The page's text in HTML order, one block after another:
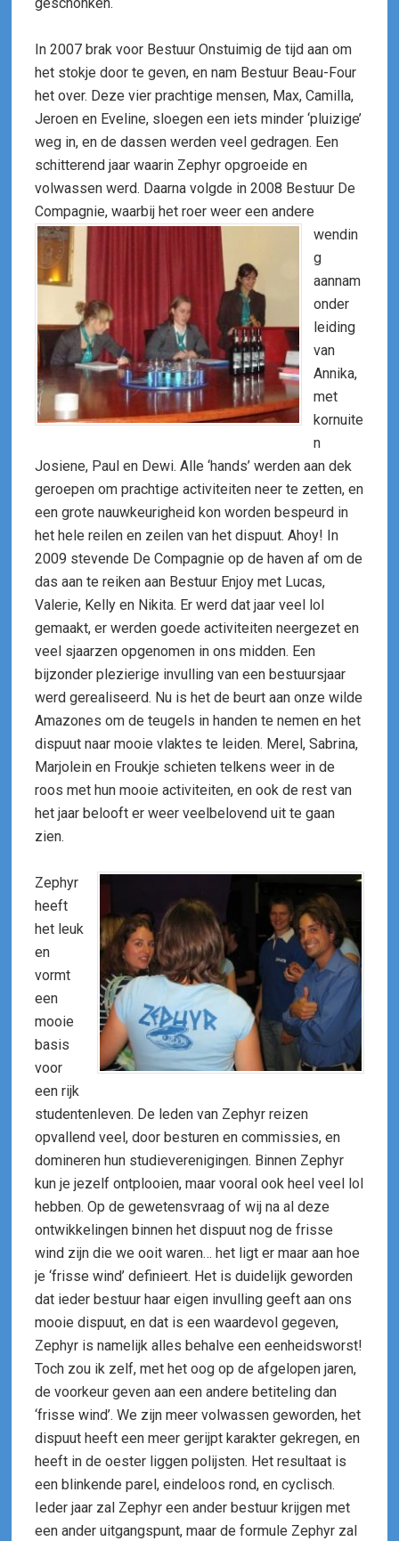
In 2007 brak voor Bestuur Onstuimig de tijd aan om
het stokje door te geven, en nam Bestuur Beau-Four
het over. Deze vier prachtige mensen, Max, Camilla,
Jeroen en Eveline, sloegen een iets minder ‘pluizige’
weg in, en de dassen werden veel gedragen. Een
schitterend jaar waarin Zephyr opgroeide en
volwassen werd. Daarna volgde in 2008 Bestuur De
Compagnie, waarbij het roer weer een andere
wendin
g
aannam
onder
leiding
van
Annika,
met
kornuite
n
Josiene, Paul en Dewi. Alle ‘hands’ werden aan dek
geroepen om prachtige activiteiten neer te zetten, en
een grote nauwkeurigheid kon worden bespeurd in
het hele reilen en zeilen van het dispuut. Ahoy! In
2009 stevende De Compagnie op de haven af om de
das aan te reiken aan Bestuur Enjoy met Lucas,
Valerie, Kelly en Nikita. Er werd dat jaar veel lol
gemaakt, er werden goede activiteiten neergezet en
veel sjaarzen opgenomen in ons midden. Een
bijzonder plezierige invulling van een bestuursjaar
werd gerealiseerd. Nu is het de beurt aan onze wilde
Amazones om de teugels in handen te nemen en het
dispuut naar mooie vlaktes te leiden. Merel, Sabrina,
Marjolein en Froukje schieten telkens weer in de
roos met hun mooie activiteiten, en ook de rest van
het jaar belooft er weer veelbelovend uit te gaan
zien.
Zephyr
heeft
het leuk
en
vormt
een
mooie
basis
voor
een rijk
studentenleven. De leden van Zephyr reizen
opvallend veel, door besturen en commissies, en
domineren hun studieverenigingen. Binnen Zephyr
kun je jezelf ontplooien, maar vooral ook heel veel lol
hebben. Op de gewetensvraag of wij na al deze
ontwikkelingen binnen het dispuut nog de frisse
wind zijn die we ooit waren… het ligt er maar aan hoe
je ‘frisse wind’ definieert. Het is duidelijk geworden
dat ieder bestuur haar eigen invulling geeft aan ons
mooie dispuut, en dat is een waardevol gegeven,
Zephyr is namelijk alles behalve een eenheidsworst!
Toch zou ik zelf, met het oog op de afgelopen jaren,
de voorkeur geven aan een andere betiteling dan
‘frisse wind’. We zijn meer volwassen geworden, het
dispuut heeft een meer gerijpt karakter gekregen, en
heeft in de oester liggen polijsten. Het resultaat is
een blinkende parel, eindeloos rond, en cyclisch.
Ieder jaar zal Zephyr een ander bestuur krijgen met
een ander uitgangspunt, maar de formule Zephyr zal